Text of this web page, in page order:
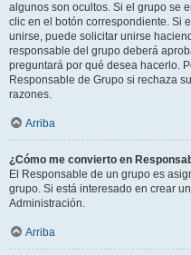
algunos son ocultos. Si el grupo se
clic en el botón correspondiente. Si
unirse, puede solicitar unirse
responsable del grupo deberá
preguntará por qué desea hacerlo.
Responsable de Grupo si rechaza
razones.
Arriba
¿Cómo me convierto en
El Responsable de un grupo es
grupo. Si está interesado en crear
Administración.
Arriba